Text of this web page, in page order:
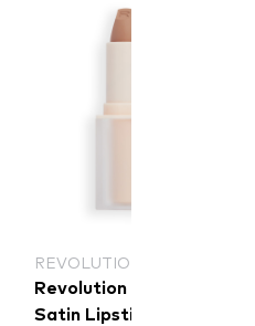
REVOLUTION
Revolution Lip Allure
Satin Lipstick - Lover